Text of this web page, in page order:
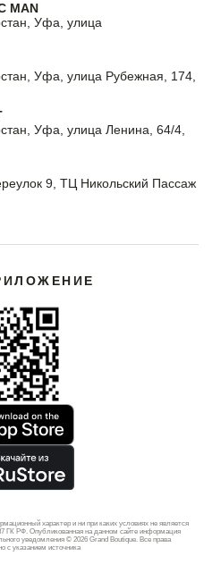
MAN
Уфа, улица
Уфа, улица Рубежная, 174,
Уфа, улица Ленина, 64/4,
9, ТЦ Никольский Пассаж
характер и ни при каких условиях не является
ГК РФ. Опубликованная на данном сайте информация
уведомления © 2026 Grand Boutique. Все права
с указанием источника